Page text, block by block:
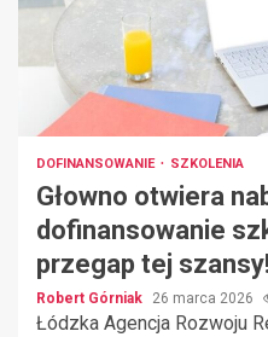
DOFINANSOWANIE SZKOLENIA
Głowno otwiera
dofinansowanie
przegap tej szansy!
Robert Górniak 26 marca 2026
Łódzka Agencja Rozwoju